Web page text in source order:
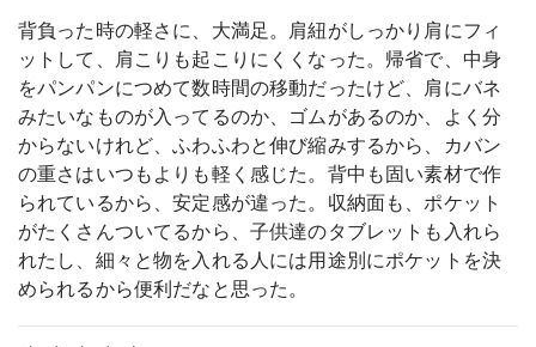
背負った時の軽さに、大満足。肩紐がしっかり肩にフィ
ットして、肩こりも起こりにくくなった。帰省で、中身
をパンパンにつめて数時間の移動だったけど、肩にバネ
みたいなものが入ってるのか、ゴムがあるのか、よく分
からないけれど、ふわふわと伸び縮みするから、カバン
の重さはいつもよりも軽く感じた。背中も固い素材で作
られているから、安定感が違った。収納面も、ポケット
がたくさんついてるから、子供達のタブレットも入れら
れたし、細々と物を入れる人には用途別にポケットを決
められるから便利だなと思った。